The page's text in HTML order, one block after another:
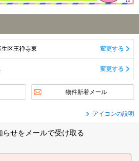
生区王禅寺東 変更する
変更する
物件新着メール
アイコンの説明
らせをメールで受け取る